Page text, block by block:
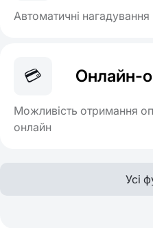
Автоматичні
💳 Онлайн-
Можливість отримання
онлайн
Усі